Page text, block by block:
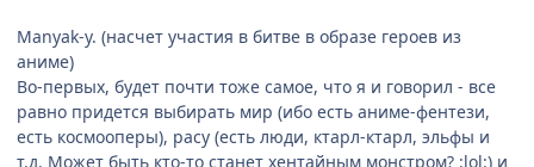
Manyak-у. (насчет участия в битве в образе героев из
аниме)
Во-первых, будет почти тоже самое, что я и говорил - все
равно придется выбирать мир (ибо есть аниме-фентези,
есть космооперы), расу (есть люди, ктарл-ктарл, эльфы и
т.д. Может быть кто-то станет хентайным монстром? :lol:) и